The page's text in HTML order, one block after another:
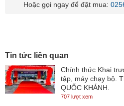
Hoặc gọi ngay để đặt mua:
Tin tức liên quan
Chính thức Khai
tập, máy chạy bộ.
QUỐC KHÁNH.
707 lượt xem